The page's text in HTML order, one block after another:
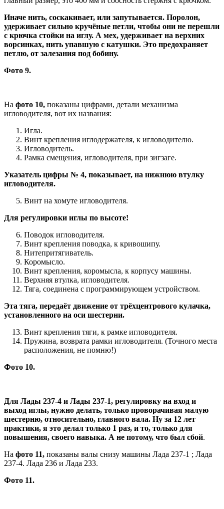
Иначе нить, соскакивает, или запутывается. Поролон,
удерживает сильно кручёные петли, чтобы они не перешли
с крючка стойки на иглу. А мех, удерживает на верхних
ворсинках, нить упавшую с катушки. Это предохраняет
петлю, от залезания под бобину.
Фото 9.
На фото 10, показаны цифрами, детали механизма
игловодителя, вот их названия:
Игла.
Винт крепления иглодержателя, к игловодителю.
Игловодитель.
Рамка смещения, игловодителя, при зигзаге.
Указатель цифры № 4, показывает, на нижнюю втулку
игловодителя.
Винт на хомуте игловодителя.
Для регулировки иглы по высоте!
Поводок игловодителя.
Винт крепления поводка, к кривошипу.
Нитепритягиватель.
Коромысло.
Винт крепления, коромысла, к корпусу машины.
Верхняя втулка, игловодителя.
Тяга, соединена с программирующем устройством.
Эта тяга, передаёт движение от трёхцентрового кулачка,
установленного на оси шестерни.
Винт крепления тяги, к рамке игловодителя.
Пружина, возврата рамки игловодителя. (Точного места
расположения, не помню!)
Фото 10.
Для Лады 237-4 и Лады 237-1, регулировку на вход и
выход иглы, нужно делать, только проворачивая малую
шестерню, относительно, главного вала. Ну за 12 лет
практики, я это делал только 1 раз, и то, только для
повышения, своего навыка. А не потому, что был сбой.
На фото 11, показаны валы снизу машины Лада 237-1 ; Лада
237-4. Лада 236 и Лада 233.
Фото 11.